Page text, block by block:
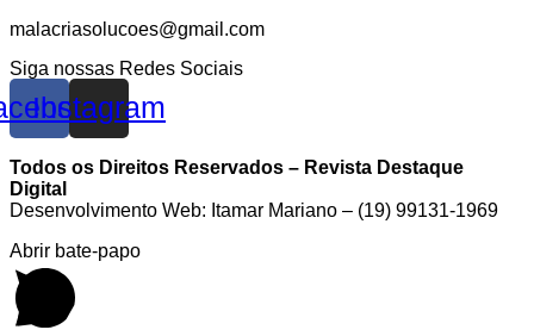
malacriasolucoes@gmail.com
Siga nossas Redes Sociais
Instagram
Todos os Direitos Reservados – Revista Destaque
Digital
Desenvolvimento Web: Itamar Mariano – (19) 99131-1969
Abrir bate-papo